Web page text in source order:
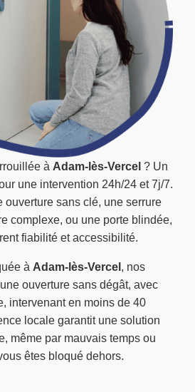
à Adam-lès-Vercel ? Un
une intervention 24h/24 et 7j/7.
ouverture sans clé, une serrure
complexe, ou une porte blindée,
fiabilité et accessibilité.
à Adam-lès-Vercel , nos
ouverture sans dégât, avec
intervenant en moins de 40
locale garantit une solution
même par mauvais temps ou
êtes bloqué dehors.